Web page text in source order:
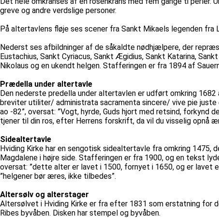
greve og andre verdslige personer.
På altertavlens fløje ses scener fra Sankt Mikaels legenden fra
Nederst ses afbildninger af de såkaldte nødhjælpere, der
Eustachius, Sankt Cyriacus, Sankt Ægidius, Sankt Katarina,
Nikolaus og en ukendt helgen. Stafferingen er fra 1894 af
Prædella under altertavle
Den nederste predella under altertavlen er udført omkring
breviter utiliter/ administrata sacramenta sincere/ vive pie
ao -82”, oversat: ”Vogt, hyrde, Guds hjort med retsind,
tjener til din ros, efter Herrens forskrift, da vil du visselig
Sidealtertavle
Hviding Kirke har en sengotisk sidealtertavle fra omkring
Magdalene i højre side. Stafferingen er fra 1900, og en tekst
oversat: ”dette alter er lavet i 1500, fornyet i 1650, og er lavet
”helgener bør æres, ikke tilbedes”.
Altersølv og alterstager
Altersølvet i Hviding Kirke er fra efter 1831 som erstatning for
Ribes byvåben. Disken har stempel og byvåben.